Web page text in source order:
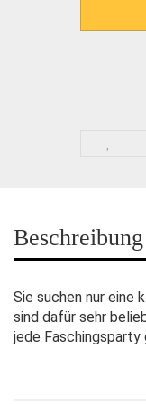
Beschreibung
Sie suchen nur eine
sind dafür sehr
jede Faschingsparty